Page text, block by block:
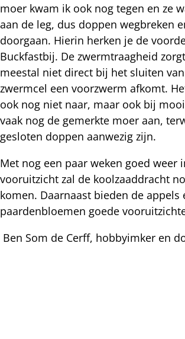
moer kwam ik ook nog tegen en ze
aan de leg, dus doppen wegbreken
doorgaan. Hierin herken je de
Buckfastbij. De zwermtraagheid
meestal niet direct bij het sluiten
zwermcel een voorzwerm afkomt.
ook nog niet naar, maar ook bij
vaak nog de gemerkte moer aan,
gesloten doppen aanwezig zijn.
Met nog een paar weken goed weer
vooruitzicht zal de koolzaaddracht
komen. Daarnaast bieden de appels
paardenbloemen goede
Ben Som de Cerff, hobbyimker en